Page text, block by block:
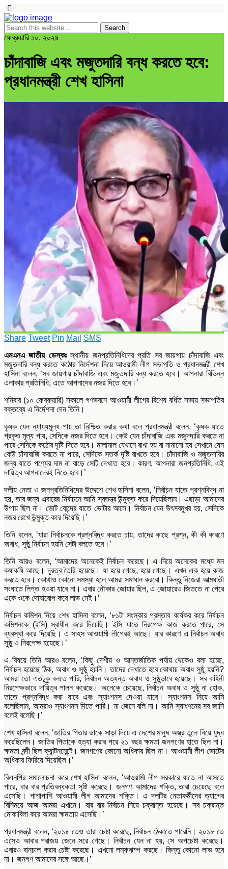
ফেব্রুয়ারি ১০, ২০২৪
চাঁদাবাজি এবং মজুতদারি বন্ধ করতে হবে:
প্রধানমন্ত্রী শেখ হাসিনা
Share Tweet Pin Mail SMS
এমএনএ জাতীয় ডেস্কঃস্থানীয় জনপ্রতিনিধিদের প্রতি সব জায়গায় চাঁদাবাজি এবং
মজুতদারি বন্ধ করতে কঠোর নির্দেশনা দিয়ে আওয়ামী লীগ সভাপতি ও প্রধানমন্ত্রী শেখ
হাসিনা বলেন, ‘সব জায়গায় চাঁদাবাজি এবং মজুতদারি বন্ধ করতে হবে। আপনারা বিভিন্ন
এলাকার প্রতিনিধি, এতে আপনাদের নজর দিতে হবে।’
শনিবার (১০ ফেব্রুয়ারি) সকালে গণভবনে আওয়ামী লীগের বিশেষ বর্ধিত সভায় সভাপতির
বক্তব্যে এ নির্দেশনা দেন তিনি।
কৃষক যেন ন্যায্যমূল্য পায় তা নিশ্চিত করার কথা বলে প্রধানমন্ত্রী বলেন, ‘কৃষক যাতে
প্রকৃত মূল্য পায়, সেদিকে নজর দিতে হবে। কেউ যেন চাঁদাবাজি এবং মজুদদারি করতে না
পারে সেদিকে কঠোর দৃষ্টি দিতে হবে। মালামাল যেখানে রাখা হয় বা নামানো হয় সেখানে যেন
কেউ চাঁদাবাজি করতে না পারে, সেদিকে সতর্ক দৃষ্টি রাখতে হবে। চাঁদাবাজি ও মজুতদারির
জন্য যাতে পণ্যের দাম না বাড়ে সেটি দেখতে হবে। কারণ, আপনারা জনপ্রতিনিধি, এই
দায়িত্ব আপনাদেরই নিতে হবে।’
দলীয় নেতা ও জনপ্রতিনিধিদের উদ্দেশে শেখ হাসিনা বলেন, ‘নির্বাচন যাতে প্রশ্নবিদ্ধ না
হয়, তার জন্য এবারের নির্বাচনে আমি স্বতন্ত্র উন্মুক্ত করে দিয়েছিলাম। এছাড়া আমাদের
উপায় ছিল না। ভোট কেন্দ্রে যাতে ভোটার আসে। নির্বাচন যেন উৎসবমুখর হয়, সেদিকে
নজর রেখে উন্মুক্ত করে দিয়েছি।’
তিনি বলেন, ‘যারা নির্বাচনকে প্রশ্নবিদ্ধ করতে চায়, তাদের কাছে প্রশ্ন, কী কী কারণে
অবাধ, সুষ্ঠু নির্বাচন হয়নি সেটা বলতে হবে।’
তিনি আরও বলেন, ‘আমাদের অনেকেই নির্বাচন করেছে। এ নিয়ে অনেকের মধ্যে মন
কষাকষি আছে। দূরত্ব তৈরি হয়েছে। যা হয়ে গেছে, হয়ে গেছে। এখন এক হয়ে কাজ
করতে হবে। কোথাও কোনো সমস্যা হলে আমরা সমাধান করবো। কিন্তু নিজেরা আত্মঘাতী
সংঘাতে লিপ্ত হওয়া যাবে না। এবার নৌকার জোয়ার ছিল, এ জোয়ারেও জিততে না পেরে
একে ওকে দোষারোপ করে লাভ নেই।’
নির্বাচন কমিশন নিয়ে শেখ হাসিনা বলেন, ‘৮১টা সংস্কার প্রস্তাব কার্যকর করে নির্বাচন
কমিশনকে (ইসি) স্বাধীন করে দিয়েছি। ইসি যাতে নিরপেক্ষ কাজ করতে পারে, সে
ব্যবস্থা করে দিয়েছি। এ সাহস আওয়ামী লীগেরই আছে। যার কারণে এ নির্বাচন অবাধ
সুষ্ঠু ও নিরপেক্ষ হয়েছে।’
এ বিষয়ে তিনি আরও বলেন, ‘কিছু দেশীয় ও আন্তর্জাতিক পর্যায় থেকেও বলা হচ্ছে,
নির্বাচন হয়েছে ঠিক, অবাধ ও সুষ্ঠু হয়নি। তাদের দেখাতে হবে কোথায় অবাধ সুষ্ঠু হয়নি?
আমরা তো এতটুকু বলতে পারি, নির্বাচন অত্যন্ত অবাধ ও সুষ্ঠুভাবে হয়েছে। সব বাহিনী
নিরপেক্ষভাবে দায়িত্ব পালন করেছে। অনেকে চেয়েছে, নির্বাচন অবাধ ‍ও সুষ্ঠু না হোক,
তাতে প্রশ্নবিদ্ধ করা যাবে এবং স্যাংশনস দেওয়া যাবে। স্যাংশনস নিয়ে আমি
বলেছিলাম, আমরাও স্যাংশনস দিতে পারি। না জেনে বলি না। আমি স্যাংশনের সব জানি
বলেই বলেছি।’
শেখ হাসিনা বলেন, ‘জাতির পিতার ডাকে সাড়া দিয়ে এ দেশের মানুষ অস্ত্র তুলে নিয়ে যুদ্ধ
করেছিলেন। জাতির পিতাকে হত্যা করার পরে ২১ বছর ক্ষমতা জনগণের হাতে ছিল না।
ক্ষমতা বন্দী ছিল ক্যান্টনমেন্টে। জনগণের কোনো অধিকার ছিল না। আওয়ামী লীগ ভোটের
অধিকার ফিরিয়ে দিয়েছিল।’
বিএনপির সমালোচনা করে শেখ হাসিনা বলেন, ‘আওয়ামী লীগ সরকারে যাতে না আসতে
পারে, বার বার প্রতিবন্ধকতা সৃষ্টি করেছে। জনগণ আমাদের শক্তি, তারা চেয়েছে বলে
এসেছি। পাশাপাশি আওয়ামী লীগ আমাদের শক্তি। এ দলটির নেতাকর্মীদের ত্যাগের
বিনিময়ে আজ আমরা এখানে। বার বার নির্বাচন নিয়ে চক্রান্ত হয়েছে। সব চক্রান্ত
মোকাবিলা করে আমরা ক্ষমতায় এসেছি।’
প্রধানমন্ত্রী বলেন, ‘২০১৪ তেও তারা চেষ্টা করেছে, নির্বাচন ঠেকাতে পারেনি। ২০১৮ তে
এসেও আবার পরাজয় জেনে সরে গেছে। নির্বাচন যেন না হয়, সে অপচেষ্টা করেছে।
এবারও বানচাল করার চেষ্টা করেছে। এখনো লম্ফঝম্প করছে। কিন্তু কোনো লাভ হবে
না। জনগণ আমাদের সঙ্গে আছে।’